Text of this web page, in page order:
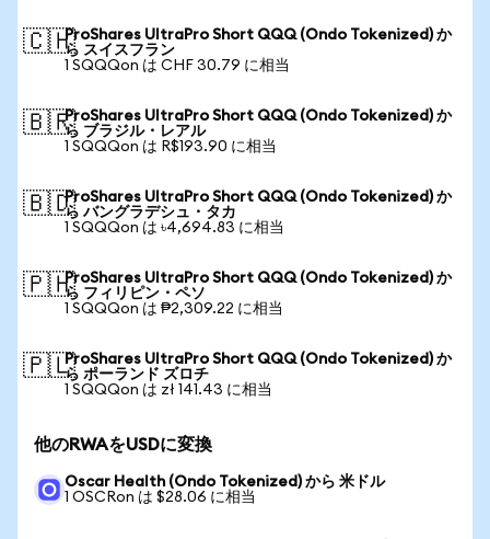
🇨🇭ProShares UltraPro Short QQQ (Ondo Tokenized) か
ら スイスフラン
1 SQQQon は CHF 30.79 に相当
🇧🇷ProShares UltraPro Short QQQ (Ondo Tokenized) か
ら ブラジル・レアル
1 SQQQon は R$193.90 に相当
🇧🇩ProShares UltraPro Short QQQ (Ondo Tokenized) か
ら バングラデシュ・タカ
1 SQQQon は ৳4,694.83 に相当
🇵🇭ProShares UltraPro Short QQQ (Ondo Tokenized) か
ら フィリピン・ペソ
1 SQQQon は ₱2,309.22 に相当
🇵🇱ProShares UltraPro Short QQQ (Ondo Tokenized) か
ら ポーランド ズロチ
1 SQQQon は zł 141.43 に相当
他のRWAをUSDに変換
Oscar Health (Ondo Tokenized) から 米ドル
1 OSCRon は $28.06 に相当